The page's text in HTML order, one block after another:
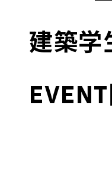
建築学